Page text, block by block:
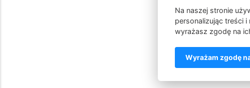
Na naszej stronie
personalizując treści i
wyrażasz zgodę na
Wyrażam zgodę